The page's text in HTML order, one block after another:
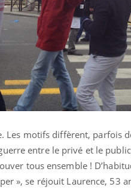
Les motifs diffèrent, parfois
entre le privé et le
tous ensemble !
», se réjouit Laurence, 53
Pourquoi votre
gâche-t-il les
jours de vos